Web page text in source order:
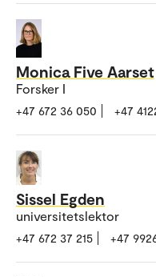
Monica Five Aarset
Forsker I
+47 672 36 050 +47
Sissel Egden
universitetslektor
+47 672 37 215 +47